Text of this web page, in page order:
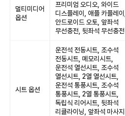
멀티미디어
옵션
프리미엄 오디오, 와이드
디스플레이, 애플 카플레이,
안드로이드 오토, 앞좌석
무선충전, 뒷좌석 무선충전
시트 옵션
운전석 전동시트, 조수석
전동시트, 메모리시트,
운전석 열선시트, 조수석
열선시트, 2열 열선시트,
운전석 통풍시트, 조수석
통풍시트, 2열 통풍시트,
독립식 리어시트, 뒷좌석
리클라이닝, 앞좌석 마사지